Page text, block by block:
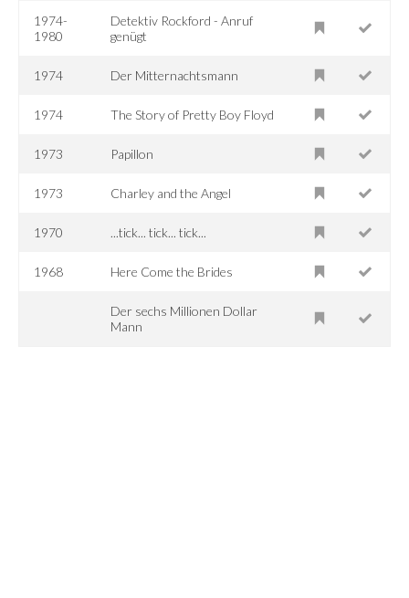
1974-
1980
Detektiv Rockford - Anruf
genügt
1974 Der Mitternachtsmann
1974 The Story of Pretty Boy Floyd
1973 Papillon
1973 Charley and the Angel
1970 ...tick... tick... tick...
1968 Here Come the Brides
Der sechs Millionen Dollar
Mann